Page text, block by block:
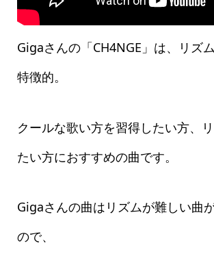
Gigaさんの「CH4NGE」は、リズ
特徴的。
クールな歌い方を習得したい方、
たい方におすすめの曲です。
Gigaさんの曲はリズムが難しい曲
ので、